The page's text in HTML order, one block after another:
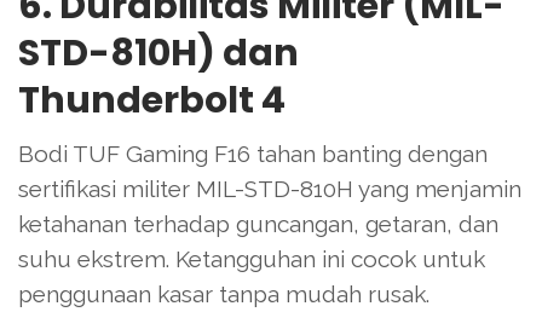
STD-810H) dan
Thunderbolt 4
Bodi TUF Gaming F16 tahan banting dengan
sertifikasi militer MIL-STD-810H yang menjamin
ketahanan terhadap guncangan, getaran, dan
suhu ekstrem. Ketangguhan ini cocok untuk
penggunaan kasar tanpa mudah rusak.